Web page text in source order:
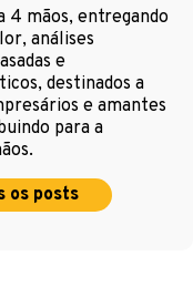
4 mãos, entregando
análises
e
destinados a
e amantes
para a
os posts